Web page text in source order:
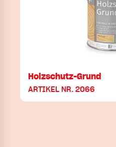
Holzschutz-Grund
ARTIKEL NR. 2066